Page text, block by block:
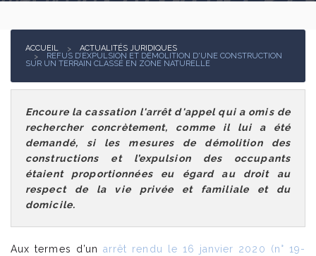
ACCUEIL
ACTUALITÉS JURIDIQUES
REFUS D’EXPULSION ET DÉMOLITION D'UNE CONSTRUCTION
SUR UN TERRAIN CLASSÉ EN ZONE NATURELLE
Encoure la cassation l'arrêt d'appel qui a omis de
rechercher concrètement, comme il lui a été
demandé, si les mesures de démolition des
constructions et l’expulsion des occupants
étaient proportionnées eu égard au droit au
respect de la vie privée et familiale et du
domicile.
Aux termes d’un arrêt rendu le 16 janvier 2020 (n° 19-